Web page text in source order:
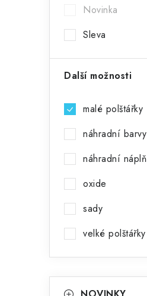
a
Novinka
Sleva
Další možnosti
malé polštářky
náhradní barvy
náhradní náplň
oxide
sady
velké polštářky